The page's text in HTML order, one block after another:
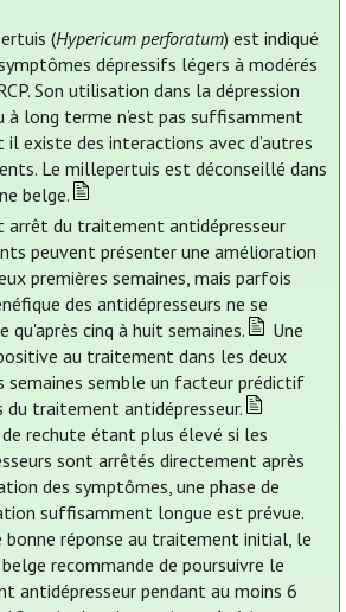
(Hypericum perforatum) est indiqué
dépressifs légers à modérés
Son utilisation dans la dépression
à long terme n’est pas suffisamment
il existe des interactions avec d’autres
Le millepertuis est déconseillé dans
belge.
arrêt du traitement antidépresseur
peuvent présenter une amélioration
premières semaines, mais parfois
des antidépresseurs ne se
qu'après cinq à huit semaines.
Une
au traitement dans les deux
semaines semble un facteur prédictif
du traitement antidépresseur.
de rechute étant plus élevé si les
sont arrêtés directement après
des symptômes, une phase de
suffisamment longue est prévue.
bonne réponse au traitement initial, le
recommande de poursuivre le
antidépresseur pendant au moins 6